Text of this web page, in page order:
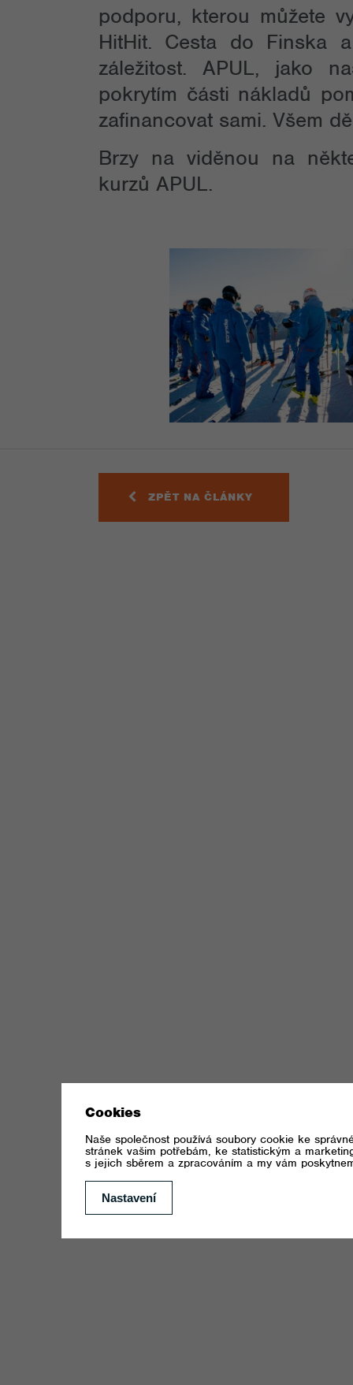
podporu, kterou můžete
HitHit. Cesta do Finska
záležitost. APUL, jako
pokrytím části nákladů
zafinancovat sami. Všem
Brzy na viděnou na
kurzů APUL.
ZPĚT NA ČLÁNKY